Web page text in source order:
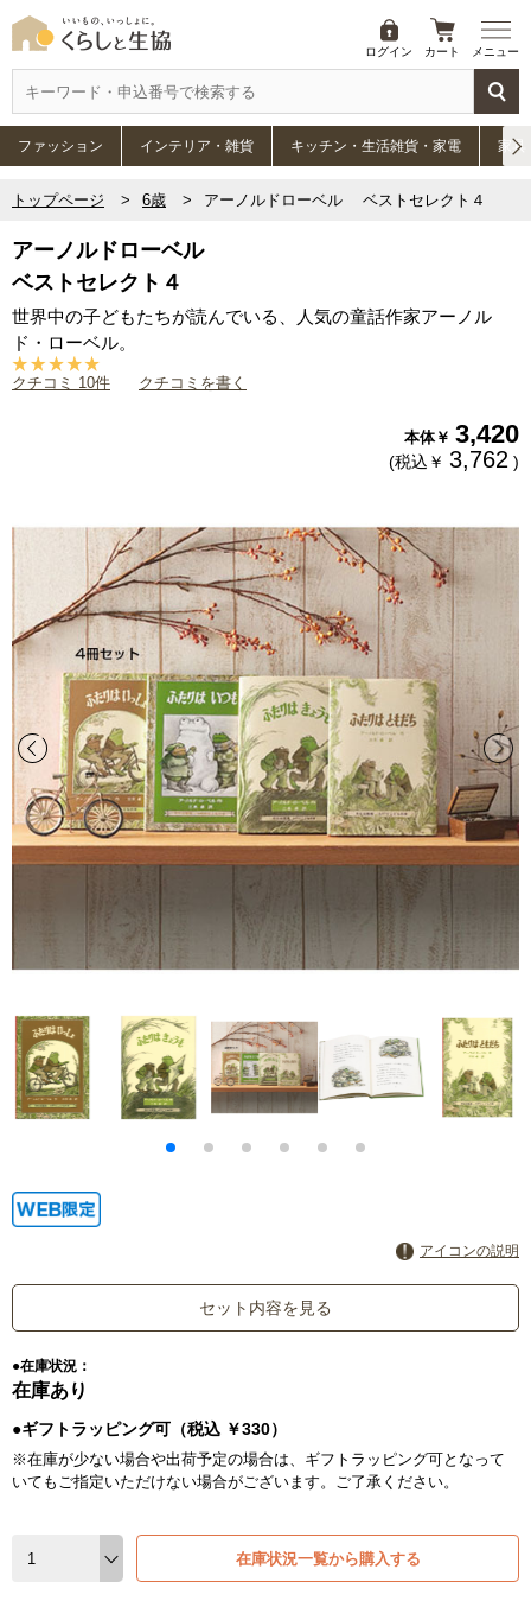
ログイン カート メニュー
ファッション インテリア・雑貨 キッチン・生活雑貨・家電 家具
トップページ 6歳 アーノルドローベル ベストセレクト４
アーノルドローベル
ベストセレクト４
世界中の子どもたちが読んでいる、人気の童話作家アーノル
ド・ローベル。
クチコミ 10件 クチコミを書く
本体￥ 3,420
(税込￥ 3,762 )
アイコンの説明
セット内容を見る
●在庫状況：
在庫あり
●ギフトラッピング可（税込 ￥330）
※在庫が少ない場合や出荷予定の場合は、ギフトラッピング可となって
いてもご指定いただけない場合がございます。ご了承ください。
在庫状況一覧から購入する